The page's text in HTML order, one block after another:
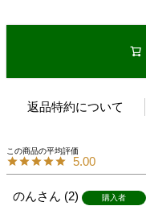
返品特約について
5.00
のん 2 購入者